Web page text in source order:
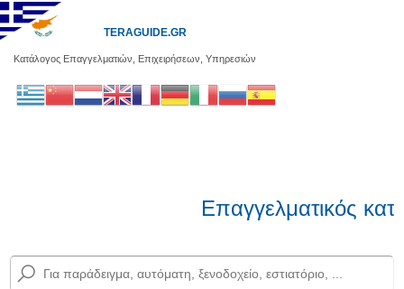
Κατάλογος Επαγγελματιών, Επιχειρήσεων, Υπηρεσιών
TERAGUIDE.GR
Επαγγελματικός